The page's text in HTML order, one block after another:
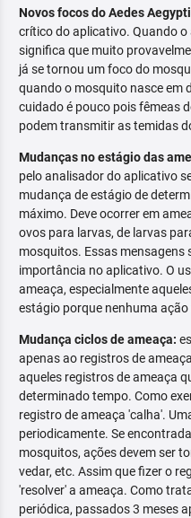
Novos focos do Aedes
crítico do aplicativo. Quando
significa que muito
já se tornou um foco do
quando o mosquito nasce em
cuidado é pouco pois fêmeas
podem transmitir as temidas
Mudanças no estágio das
pelo analisador do aplicativo
mudança de estágio de
máximo. Deve ocorrer em
ovos para larvas, de larvas
mosquitos. Essas mensagens
importância no aplicativo. O
ameaça, especialmente
estágio porque nenhuma
Mudança ciclos de ameaça:
apenas ao registros de
aqueles registros de ameaça
determinado tempo. Como
registro de ameaça 'calha'.
periodicamente. Se
mosquitos, ações devem ser
vedar, etc. Assim que fizer o
'resolver' a ameaça. Como
periódica, passados 3 meses